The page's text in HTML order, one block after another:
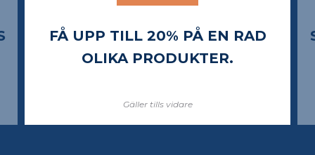
RAD
SE AKTUELLA KAMPANJER
CERVERA.
Gäller så länge lagret räcker